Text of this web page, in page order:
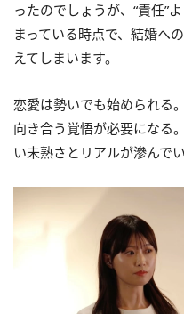
ったのでしょうが、“責任”
まっている時点で、結婚へ
えてしまいます。
恋愛は勢いでも始められる
向き合う覚悟が必要になる
い未熟さとリアルが滲んで